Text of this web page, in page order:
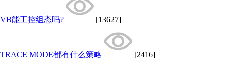
VB能工控组态吗? [13627]
TRACE MODE都有什么策略 [2416]